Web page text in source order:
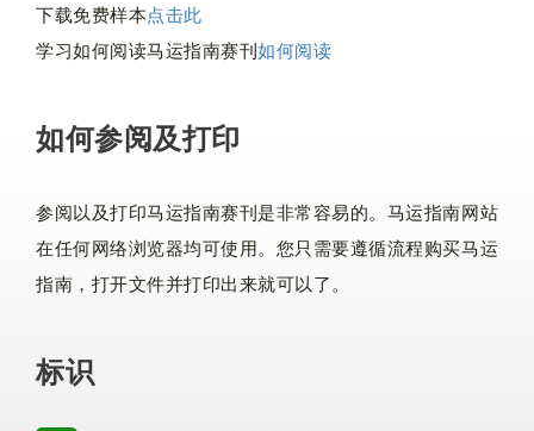
下载免费样本点击此
学习如何阅读马运指南赛刊如何阅读
如何参阅及打印
参阅以及打印马运指南赛刊是非常容易的。马运指南网站
在任何网络浏览器均可使用。您只需要遵循流程购买马运
指南，打开文件并打印出来就可以了。
标识